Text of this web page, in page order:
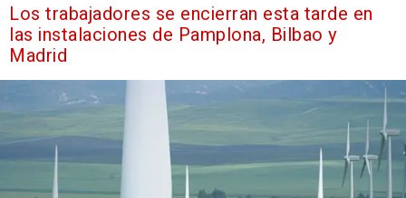
Los trabajadores se encierran esta tarde en
las instalaciones de Pamplona, Bilbao y
Madrid